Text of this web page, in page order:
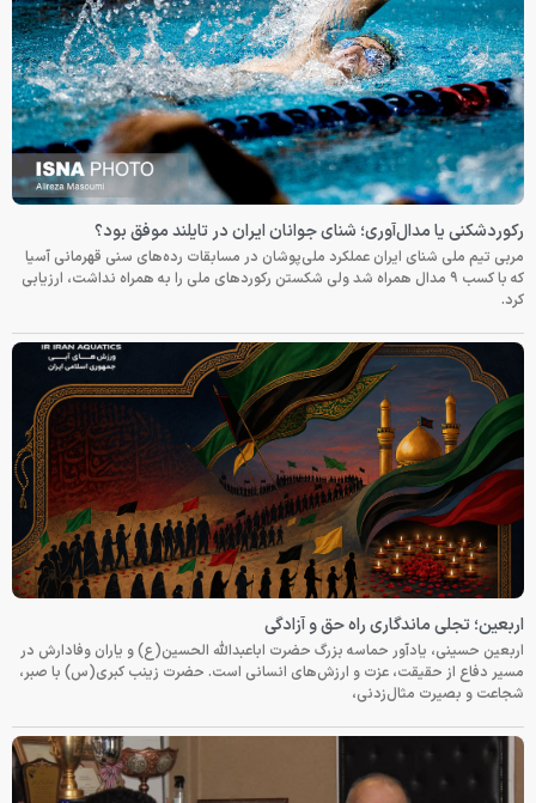
رکوردشکنی یا مدال‌آوری؛ شنای جوانان ایران در تایلند موفق بود؟
مربی تیم ملی شنای ایران عملکرد ملی‌پوشان در مسابقات رده‌های سنی قهرمانی آسیا
که با کسب ۹ مدال همراه شد ولی شکستن رکوردهای ملی را به همراه نداشت، ارزیابی
کرد.
اربعین؛ تجلی ماندگاری راه حق و آزادگی
اربعین حسینی، یادآور حماسه بزرگ حضرت اباعبدالله الحسین(ع) و یاران وفادارش در
مسیر دفاع از حقیقت، عزت و ارزش‌های انسانی است. حضرت زینب کبری(س) با صبر،
شجاعت و بصیرت مثال‌زدنی،